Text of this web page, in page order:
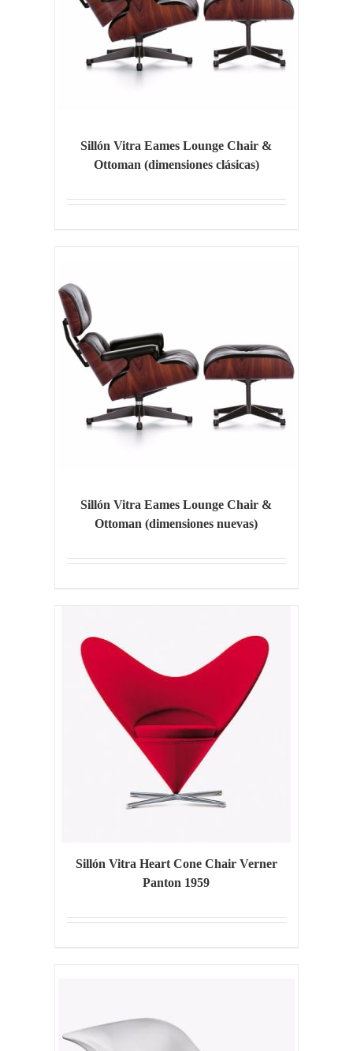
Sillón Vitra Eames Lounge Chair &
Ottoman (dimensiones clásicas)
Sillón Vitra Eames Lounge Chair &
Ottoman (dimensiones nuevas)
Sillón Vitra Heart Cone Chair Verner
Panton 1959